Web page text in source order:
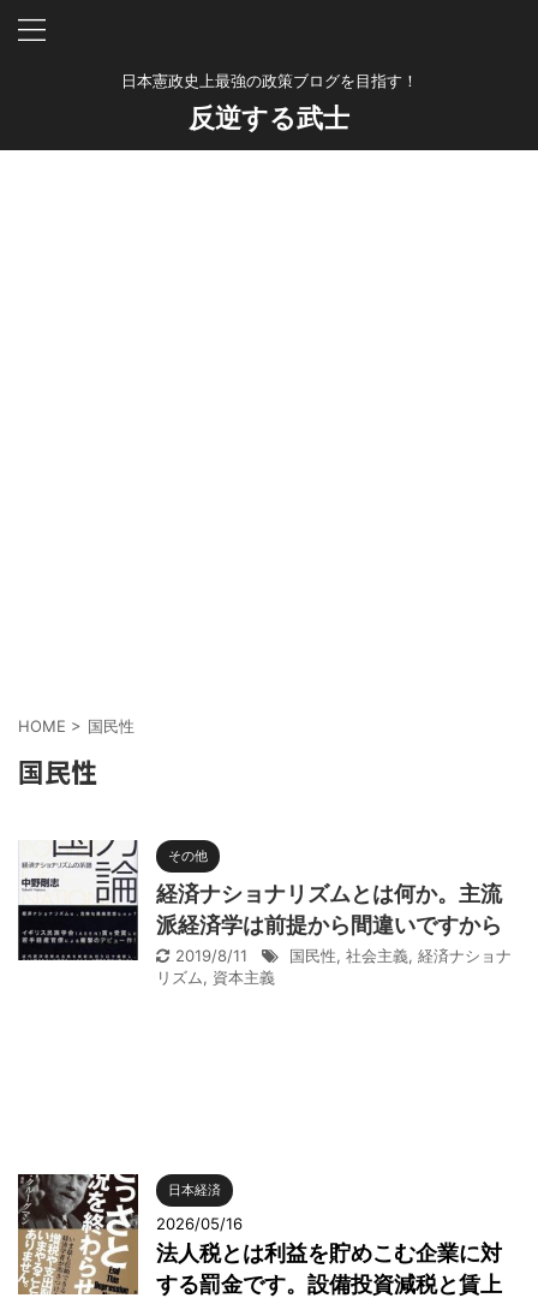
日本憲政史上最強の政策ブログを目指す！
反逆する武士
HOME > 国民性
国民性
その他
経済ナショナリズムとは何か。主流
派経済学は前提から間違いですから
2019/8/11 国民性, 社会主義, 経済ナショナ
リズム, 資本主義
日本経済
2026/05/16
法人税とは利益を貯めこむ企業に対
する罰金です。設備投資減税と賃上